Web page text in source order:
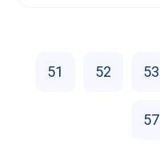
51 52 53
57